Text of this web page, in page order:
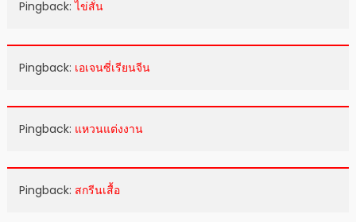
Pingback:ไข่สั่น
Pingback: เอเจนซี่เรียนจีน
Pingback: แหวนแต่งงาน
Pingback: สกรีนเสื้อ